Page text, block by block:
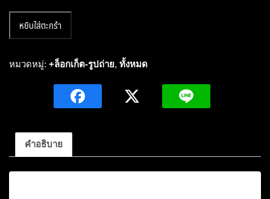
ล็อก
ตรู
แตง
ธัม
หยิบใส่ตะกร้า
หมวดหมู่: +ล็อกเก็ต-รูปถ่าย, ทั้งหมด
คำอธิบาย